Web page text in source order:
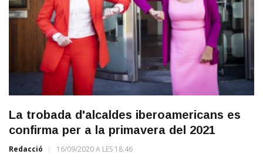
La trobada d'alcaldes iberoamericans es
confirma per a la primavera del 2021
Redacció 16/09/2020 A LES 18:46